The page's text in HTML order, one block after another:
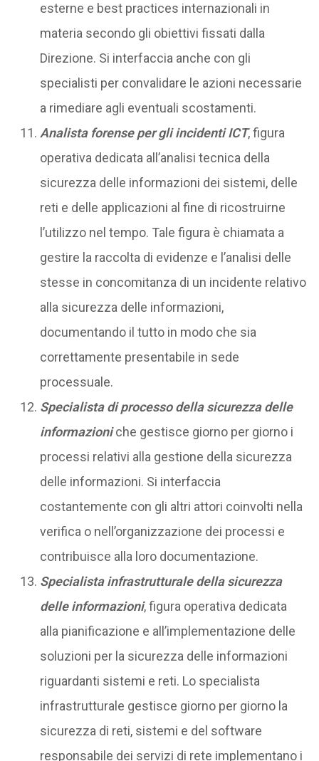
esterne e best practices internazionali in
materia secondo gli obiettivi fissati dalla
Direzione. Si interfaccia anche con gli
specialisti per convalidare le azioni necessarie
a rimediare agli eventuali scostamenti.
Analista forense per gli incidenti ICT, figura
operativa dedicata all’analisi tecnica della
sicurezza delle informazioni dei sistemi, delle
reti e delle applicazioni al fine di ricostruirne
l’utilizzo nel tempo. Tale figura è chiamata a
gestire la raccolta di evidenze e l’analisi delle
stesse in concomitanza di un incidente relativo
alla sicurezza delle informazioni,
documentando il tutto in modo che sia
correttamente presentabile in sede
processuale.
Specialista di processo della sicurezza delle
informazioniche gestisce giorno per giorno i
processi relativi alla gestione della sicurezza
delle informazioni. Si interfaccia
costantemente con gli altri attori coinvolti nella
verifica o nell’organizzazione dei processi e
contribuisce alla loro documentazione.
Specialista infrastrutturale della sicurezza
delle informazioni, figura operativa dedicata
alla pianificazione e all’implementazione delle
soluzioni per la sicurezza delle informazioni
riguardanti sistemi e reti. Lo specialista
infrastrutturale gestisce giorno per giorno la
sicurezza di reti, sistemi e del software
responsabile dei servizi di rete implementano i